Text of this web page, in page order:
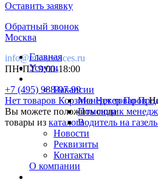
Оставить заявку
Обратный звонок
Москва
info@mk-services.ru
ПН-ПТ 9:00-18:00
+7 (495) 988-97-99
Нет товаров КорзинаНет товаров
Вы можете положить сюда
товары из каталога
Главная
Услуги
Вакансии
Менеджер По
Помощник
Водитель на
Новости
Реквизиты
Контакты
О компании